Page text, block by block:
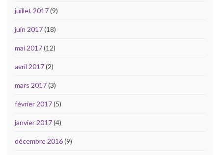
juillet 2017(9)
juin 2017(18)
mai 2017(12)
avril 2017(2)
mars 2017(3)
février 2017(5)
janvier 2017(4)
décembre 2016(9)